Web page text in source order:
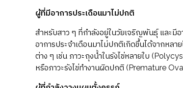
ผู้ที่มีอาการประเดือนมาไม่ปกติ
สำหรับสาว ๆ ที่กำลังอยู่ในวัยเจริญพันธุ์ และมี
อาการประจำเดือนมาไม่ปกติเกิดขึ้นได้จากหล
ต่าง ๆ เช่น ภาวะถุงน้ำในรังไข่หลายใบ
หรือภาวะรังไข่ทำงานผิดปกติ (Premature